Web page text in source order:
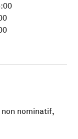
nominatif,